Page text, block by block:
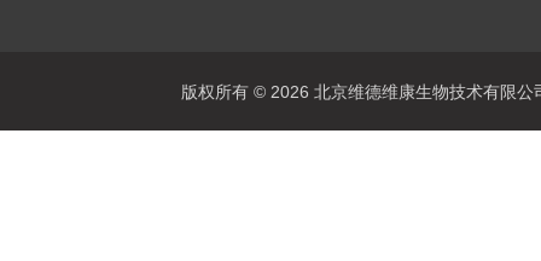
版权所有 © 2026 北京维德维康生物技术有